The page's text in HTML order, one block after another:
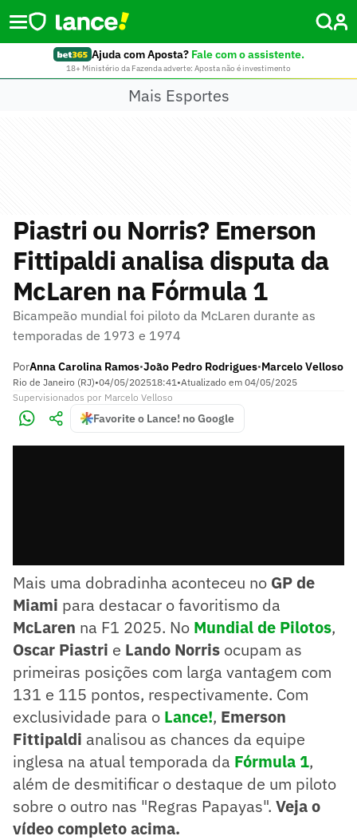
Ajuda com Aposta? Fale com o assistente.
18+ Ministério da Fazenda adverte: Aposta não é investimento
Mais Esportes
Piastri ou Norris? Emerson
Fittipaldi analisa disputa da
McLaren na Fórmula 1
Bicampeão mundial foi piloto da McLaren durante as
temporadas de 1973 e 1974
PorAnna Carolina Ramos•João Pedro Rodrigues•Marcelo Velloso
Rio de Janeiro (RJ)•04/05/202518:41•Atualizado em 04/05/2025
Supervisionados por Marcelo Velloso
Favorite o Lance! no Google
Mais uma dobradinha aconteceu no GP de
Miami para destacar o favoritismo da
McLaren na F1 2025. No Mundial de Pilotos,
Oscar Piastri e Lando Norris ocupam as
primeiras posições com larga vantagem com
131 e 115 pontos, respectivamente. Com
exclusividade para o Lance!, Emerson
Fittipaldi analisou as chances da equipe
inglesa na atual temporada da Fórmula 1,
além de desmitificar o destaque de um piloto
sobre o outro nas "Regras Papayas". Veja o
vídeo completo acima.